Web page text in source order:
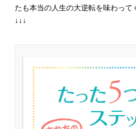
たも本当の人生の大逆転を味わって
↓↓↓